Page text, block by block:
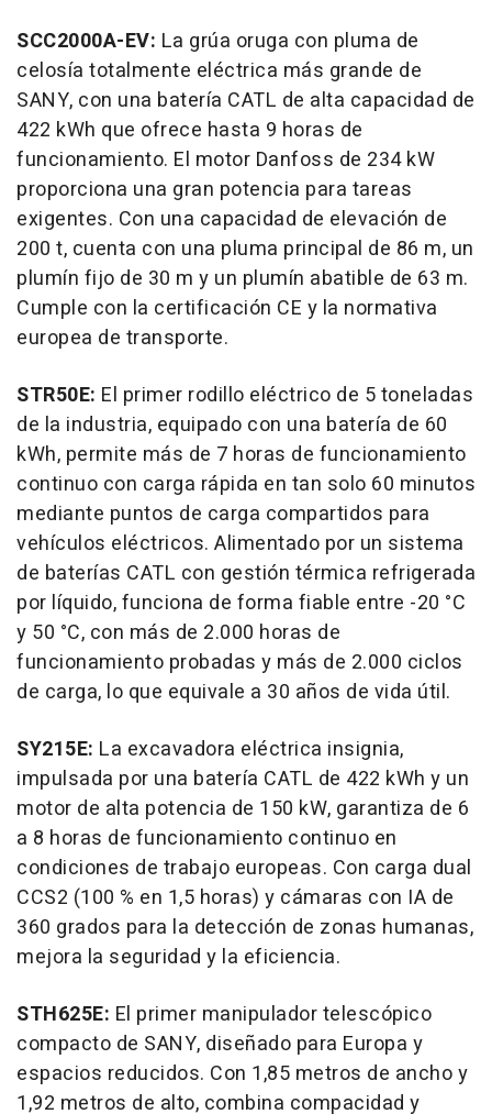
SCC2000A-EV: La grúa oruga con pluma de
celosía totalmente eléctrica más grande de
SANY, con una batería CATL de alta capacidad de
422 kWh que ofrece hasta 9 horas de
funcionamiento. El motor Danfoss de 234 kW
proporciona una gran potencia para tareas
exigentes. Con una capacidad de elevación de
200 t, cuenta con una pluma principal de 86 m, un
plumín fijo de 30 m y un plumín abatible de 63 m.
Cumple con la certificación CE y la normativa
europea de transporte.
STR50E: El primer rodillo eléctrico de 5 toneladas
de la industria, equipado con una batería de 60
kWh, permite más de 7 horas de funcionamiento
continuo con carga rápida en tan solo 60 minutos
mediante puntos de carga compartidos para
vehículos eléctricos. Alimentado por un sistema
de baterías CATL con gestión térmica refrigerada
por líquido, funciona de forma fiable entre -20 °C
y 50 °C, con más de 2.000 horas de
funcionamiento probadas y más de 2.000 ciclos
de carga, lo que equivale a 30 años de vida útil.
SY215E: La excavadora eléctrica insignia,
impulsada por una batería CATL de 422 kWh y un
motor de alta potencia de 150 kW, garantiza de 6
a 8 horas de funcionamiento continuo en
condiciones de trabajo europeas. Con carga dual
CCS2 (100 % en 1,5 horas) y cámaras con IA de
360 grados para la detección de zonas humanas,
mejora la seguridad y la eficiencia.
STH625E: El primer manipulador telescópico
compacto de SANY, diseñado para Europa y
espacios reducidos. Con 1,85 metros de ancho y
1,92 metros de alto, combina compacidad y